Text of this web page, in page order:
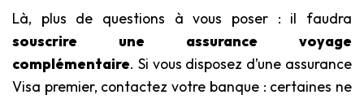
Là, plus de questions à vous poser : il faudra
souscrire une assurance voyage
complémentaire. Si vous disposez d’une assurance
Visa premier, contactez votre banque : certaines ne